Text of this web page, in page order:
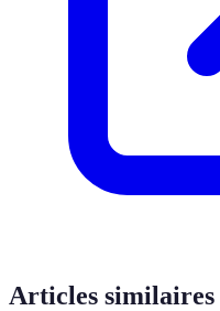
Articles similaires